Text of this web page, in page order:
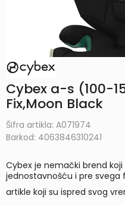
Cybex a-s (100-
Fix,Moon Black
Šifra artikla: A071974
Barkod: 4063846310241
Cybex je nemački brend
jednostavnošću i pre svega
artikle koji su ispred svog